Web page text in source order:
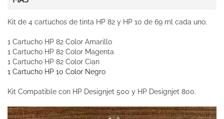
Kit de 4 cartuchos de tinta HP 82 y HP 10 de 69 ml cada uno.
1 Cartucho HP 82 Color Amarillo
1 Cartucho HP 82 Color Magenta
1 Cartucho HP 82 Color Cian
1 Cartucho HP 10 Color Negro
Kit Compatible con HP Designjet 500 y HP Designjet 800.